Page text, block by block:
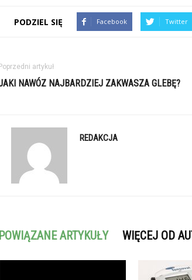
PODZIEL SIĘ Facebook Twitter
Poprzedni artykuł
NAWÓZ NAJBARDZIEJ ZAKWASZA GLEBĘ?
REDAKCJA
POWIĄZANE ARTYKUŁY WIĘCEJ OD